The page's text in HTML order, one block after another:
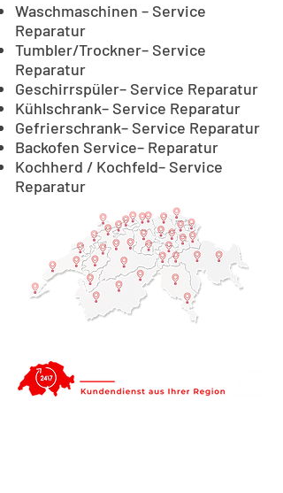
Waschmaschinen – Service
Reparatur
Tumbler/Trockner– Service
Reparatur
Geschirrspüler– Service Reparatur
Kühlschrank– Service Reparatur
Gefrierschrank– Service Reparatur
Backofen Service– Reparatur
Kochherd / Kochfeld– Service
Reparatur